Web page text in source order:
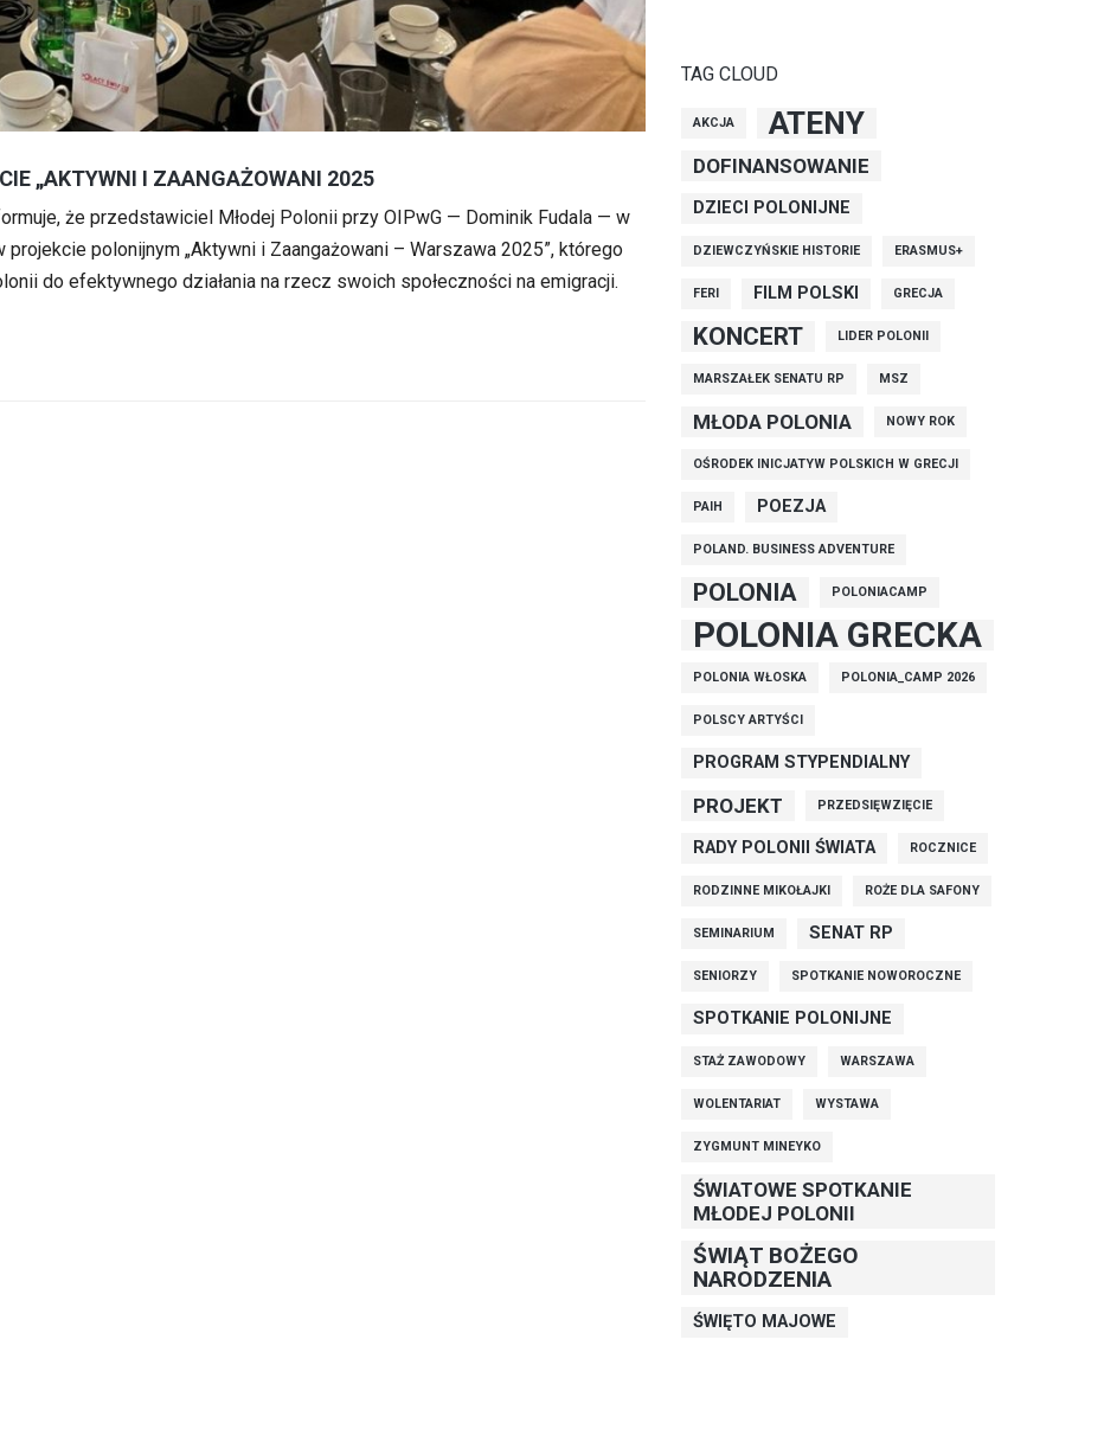
„AKTYWNI I ZAANGAŻOWANI 2025
że przedstawiciel Młodej Polonii przy OIPwG — Dominik Fudala — w
projekcie polonijnym „Aktywni i Zaangażowani – Warszawa 2025”, którego
do efektywnego działania na rzecz swoich społeczności na emigracji.
TAG CLOUD
AKCJA ATENY
DOFINANSOWANIE
DZIECI POLONIJNE
DZIEWCZYŃSKIE HISTORIE ERASMUS+
FERI FILM POLSKI GRECJA
KONCERT LIDER POLONII
MARSZAŁEK SENATU RP MSZ
MŁODA POLONIA NOWY ROK
OŚRODEK INICJATYW POLSKICH W GRECJI
PAIH POEZJA
POLAND. BUSINESS ADVENTURE
POLONIA POLONIACAMP
POLONIA GRECKA
POLONIA WŁOSKA POLONIA_CAMP 2026
POLSCY ARTYŚCI
PROGRAM STYPENDIALNY
PROJEKT PRZEDSIĘWZIĘCIE
RADY POLONII ŚWIATA ROCZNICE
RODZINNE MIKOŁAJKI ROŻE DLA SAFONY
SEMINARIUM SENAT RP
SENIORZY SPOTKANIE NOWOROCZNE
SPOTKANIE POLONIJNE
STAŻ ZAWODOWY WARSZAWA
WOLENTARIAT WYSTAWA
ZYGMUNT MINEYKO
ŚWIATOWE SPOTKANIE
MŁODEJ POLONII
ŚWIĄT BOŻEGO
NARODZENIA
ŚWIĘTO MAJOWE